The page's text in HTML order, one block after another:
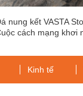
nung kết VASTA
cách mạng khơi
nhà thiết kế Việt
Kinh tế